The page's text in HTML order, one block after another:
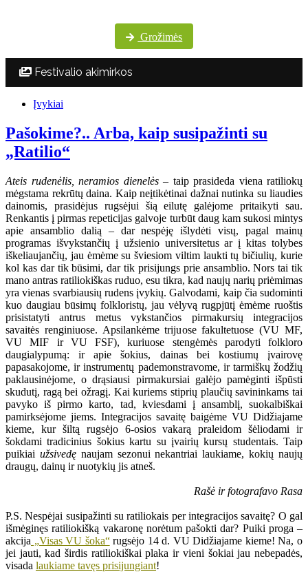
Grožimės
Festivalio akimirkos
Įvykiai
Pašokime?.. Arba, kaip susipažinti su
„Ratilio“
Ateis rudenėlis, neramios dienelės– taip prasideda viena ratiliokų
mėgstama rekrūtų daina. Kaip neįtikėtinai dažnai nutinka su liaudies
dainomis, prasidėjus rugsėjui šią eilutę galėjome pritaikyti sau.
Renkantis į pirmas repeticijas galvoje turbūt daug kam sukosi mintys
apie ansamblio dalią – dar nespėję išlydėti visų, pagal mainų
programas išvykstančių į užsienio universitetus ar į kitas tolybes
iškeliaujančių, jau ėmėme su šviesiom viltim laukti tų bičiulių, kurie
kol kas dar tik būsimi, dar tik prisijungs prie ansamblio. Nors tai tik
mano antras ratiliokiškas ruduo, esu tikra, kad naujų narių priėmimas
yra vienas svarbiausių rudens įvykių. Galvodami, kaip čia sudominti
kuo daugiau būsimų folkloristų, jau vėlyvą rugpjūtį ėmėme ruoštis
prisistatyti antrus metus vykstančios pirmakursių integracijos
savaitės renginiuose. Apsilankėme trijuose fakultetuose (VU MF,
VU MIF ir VU FSF), kuriuose stengėmės parodyti folkloro
daugialypumą: ir apie šokius, dainas bei kostiumų įvairovę
papasakojome, ir instrumentų pademonstravome, ir tarmiškų žodžių
paklausinėjome, o drąsiausi pirmakursiai galėjo pamėginti išpūsti
skudutį, ragą bei ožragį. Kai kuriems stiprių plaučių savininkams tai
pavyko iš pirmo karto, tad, kviesdami į ansamblį, suokalbiškai
pamirksėjome jiems. Integracijos savaitę baigėme VU Didžiajame
kieme, kur šiltą rugsėjo 6-osios vakarą praleidom šėliodami ir
šokdami tradicinius šokius kartu su įvairių kursų studentais. Taip
puikiai užsivedę naujam sezonui nekantriai laukiame, kokių naujų
draugų, dainų ir nuotykių jis atneš.
Rašė ir fotografavo Rasa
P.S. Nespėjai susipažinti su ratiliokais per integracijos savaitę? O gal
išmėginęs ratiliokišką vakaronę norėtum pašokti dar? Puiki proga –
akcija „Visas VU šoka“rugsėjo 14 d. VU Didžiajame kieme! Na, o
jei jauti, kad širdis ratiliokiškai plaka ir vieni šokiai jau nebepadės,
visada laukiame tavęs prisijungiant!